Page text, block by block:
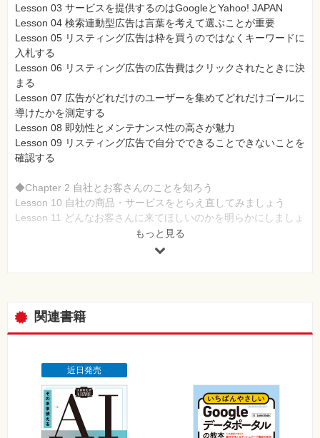
Lesson 03 サービスを提供するのはGoogleとYahoo! JAPAN
Lesson 04 検索連動型広告は言葉を考えて選ぶことが重要
Lesson 05 リスティング広告は枠を買うのではなくキーワードに
入札する
Lesson 06 リスティング広告の広告費はクリックされたときに決
まる
Lesson 07 広告がどれだけのユーザーを集めてどれだけゴールに
導けたかを測定する
Lesson 08 即効性とメンテナンス性の高さが魅力
Lesson 09 リスティング広告で自分でできることできないことを
確認する
◆Chapter 2 自社とお客さんのことを知ろう
Lesson 10 自社の商品・サービスをとらえ直してみましょう
Lesson 11 どんなお客さんに来てほしいのかを明らかにしましょ
Lesson 12 来てくれたお客さんにどうなってほしいかを考えまし
Lesson 15 予算と目標値を設定しましょう
Lesson 16 広告を出す前にできる改善をやっておきましょう
Lesson 17 キーワードにどんなメッセージが込められているのか
Lesson 18 自社の商品やサービスに関連したキーワードを集めて
みましょう
Lesson 19 必要なキーワード・不要なキーワードを見きわめまし
もっと見る
関連書籍
近日発売